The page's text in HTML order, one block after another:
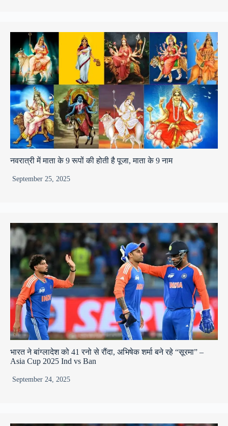
नवरात्री में माता के 9 रूपों की होती है पूजा, माता के 9 नाम
September 25, 2025
भारत ने बांग्लादेश को 41 रनो से रौंदा, अभिषेक शर्मा बने रहे “सूरमा” –
Asia Cup 2025 Ind vs Ban
September 24, 2025